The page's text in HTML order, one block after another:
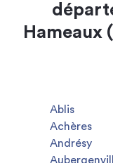
Hameaux
Ablis
Achères
Andrésy